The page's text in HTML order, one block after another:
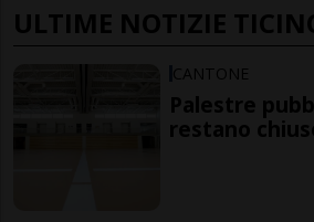
ULTIME NOTIZIE
CANTONE
Palestre
restano